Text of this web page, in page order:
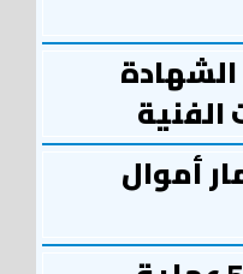
الفنية
أموال